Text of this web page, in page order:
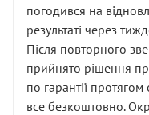
погодився на
результаті через
Після повторного
прийнято рішення
по гарантії
все безкоштовно.